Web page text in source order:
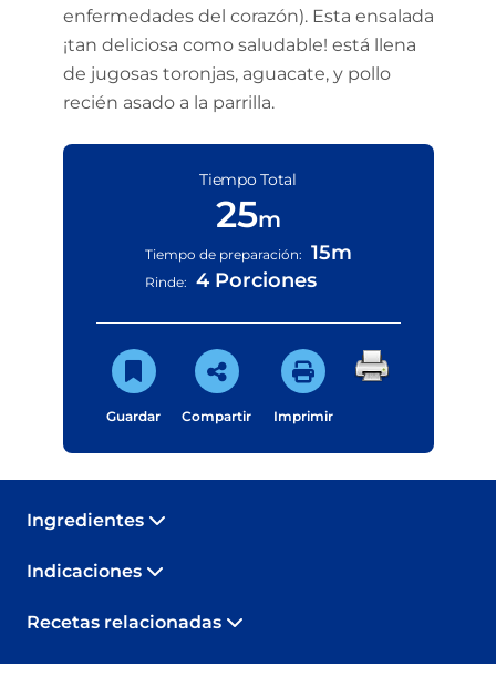
enfermedades del corazón). Esta ensalada
¡tan deliciosa como saludable! está llena
de jugosas toronjas, aguacate, y pollo
recién asado a la parrilla.
Tiempo Total
25m
Tiempo de preparación: 15m
Rinde: 4 Porciones
Guardar Compartir Imprimir
Ingredientes
Indicaciones
Recetas relacionadas